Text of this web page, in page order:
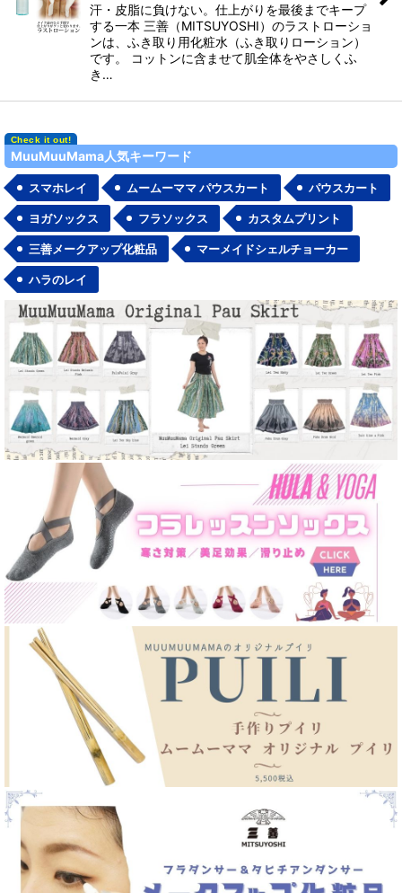
汗・皮脂に負けない。仕上がりを最後までキープ
する一本 三善（MITSUYOSHI）のラストローショ
ンは、ふき取り用化粧水（ふき取りローション）
です。 コットンに含ませて肌全体をやさしくふ
き…
MuuMuuMama人気キーワード
スマホレイ ムームーママ パウスカート パウスカート
ヨガソックス フラソックス カスタムプリント
三善メークアップ化粧品 マーメイドシェルチョーカー
ハラのレイ